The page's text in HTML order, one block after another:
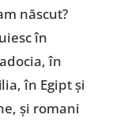
născut?
în
în
în Egipt și
și romani